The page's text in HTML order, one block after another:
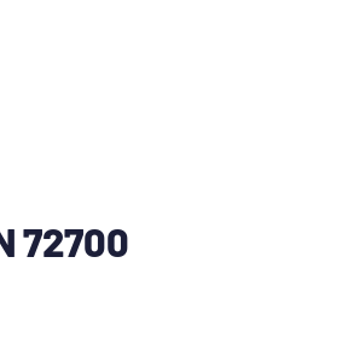
72700